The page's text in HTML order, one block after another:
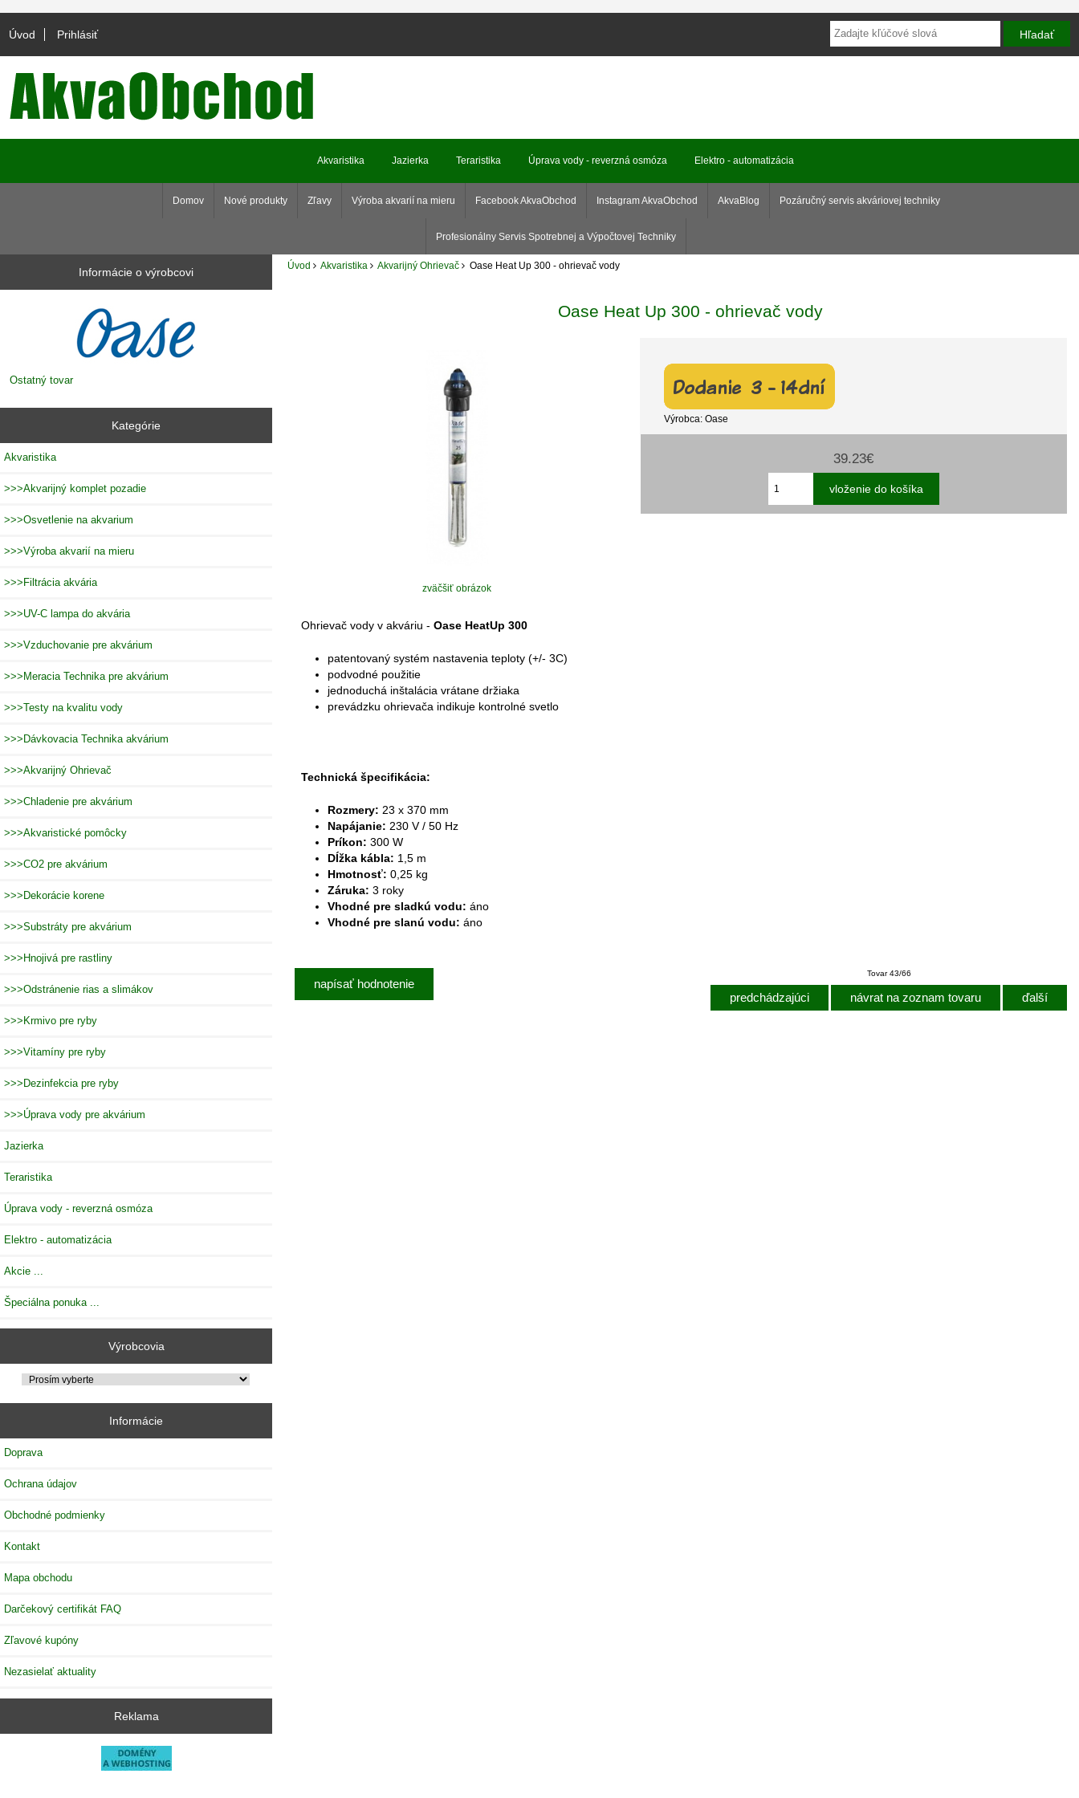
Úvod Prihlásiť
Akvaristika Jazierka Teraristika Úprava vody - reverzná osmóza Elektro - automatizácia
Domov Nové produkty Zľavy Výroba akvarií na mieru Facebook AkvaObchod Instagram AkvaObchod AkvaBlog Pozáručný servis akváriovej techniky
Profesionálny Servis Spotrebnej a Výpočtovej Techniky
Informácie o výrobcovi
Ostatný tovar
Kategórie
Akvaristika
>>>Akvarijný komplet pozadie
>>>Osvetlenie na akvarium
>>>Výroba akvarií na mieru
>>>Filtrácia akvária
>>>UV-C lampa do akvária
>>>Vzduchovanie pre akvárium
>>>Meracia Technika pre akvárium
>>>Testy na kvalitu vody
>>>Dávkovacia Technika akvárium
>>>Akvarijný Ohrievač
>>>Chladenie pre akvárium
>>>Akvaristické pomôcky
>>>CO2 pre akvárium
>>>Dekorácie korene
>>>Substráty pre akvárium
>>>Hnojivá pre rastliny
>>>Odstránenie rias a slimákov
>>>Krmivo pre ryby
>>>Vitamíny pre ryby
>>>Dezinfekcia pre ryby
>>>Úprava vody pre akvárium
Jazierka
Teraristika
Úprava vody - reverzná osmóza
Elektro - automatizácia
Akcie ...
Špeciálna ponuka ...
Výrobcovia
Informácie
Doprava
Ochrana údajov
Obchodné podmienky
Kontakt
Mapa obchodu
Darčekový certifikát FAQ
Zľavové kupóny
Nezasielať aktuality
Reklama
Úvod Akvaristika Akvarijný Ohrievač Oase Heat Up 300 - ohrievač vody
Oase Heat Up 300 - ohrievač vody
zväčšiť obrázok
Výrobca: Oase
39.23€
Ohrievač vody v akváriu -Oase HeatUp 300
patentovaný systém nastavenia teploty (+/- 3C)
podvodné použitie
jednoduchá inštalácia vrátane držiaka
prevádzku ohrievača indikuje kontrolné svetlo
Technická špecifikácia:
Rozmery: 23 x 370 mm
Napájanie: 230 V / 50 Hz
Príkon: 300 W
Dĺžka kábla: 1,5 m
Hmotnosť: 0,25 kg
Záruka: 3 roky
Vhodné pre sladkú vodu: áno
Vhodné pre slanú vodu: áno
Tovar 43/66
predchádzajúci návrat na zoznam tovaru ďalší
napísať hodnotenie